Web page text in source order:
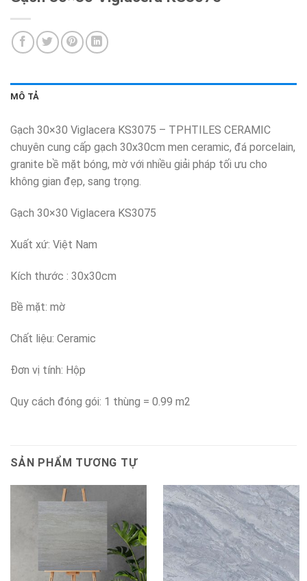
MÔ TẢ
Gạch 30×30 Viglacera KS3075 – TPHTILES CERAMIC
chuyên cung cấp gạch 30x30cm men ceramic, đá porcelain,
granite bề mặt bóng, mờ với nhiều giải pháp tối ưu cho
không gian đẹp, sang trọng.
Gạch 30×30 Viglacera KS3075
Xuất xứ: Việt Nam
Kích thước : 30x30cm
Bề mặt: mờ
Chất liệu: Ceramic
Đơn vị tính: Hộp
Quy cách đóng gói: 1 thùng = 0.99 m2
SẢN PHẨM TƯƠNG TỰ